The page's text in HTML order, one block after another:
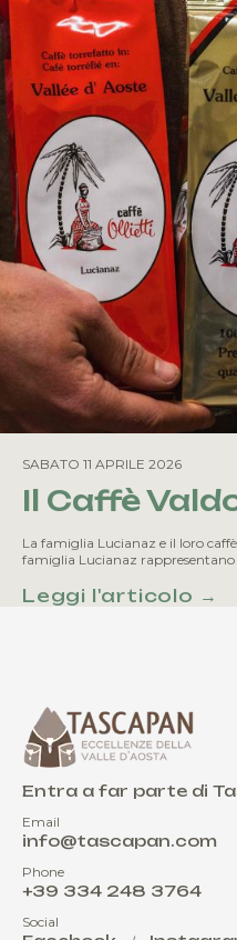
SABATO 11 APRILE 2026
Il Caffè
La famiglia Lucianaz e il loro
famiglia Lucianaz rappresentano
Leggi l'articolo →
Entra a far parte di
Email
info@tascapan.com
Phone
+39 334 248 3764
Social